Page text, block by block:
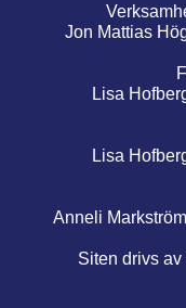
Jon Mattias
Lisa
Lisa
Anneli
Siten drivs